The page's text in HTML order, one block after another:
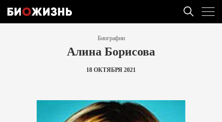
Биографии
Алина Борисова
18 ОКТЯБРЯ 2021